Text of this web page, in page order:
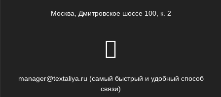
Москва, Дмитровское шоссе 100, к. 2
manager@textaliya.ru (самый быстрый и удобный способ
связи)